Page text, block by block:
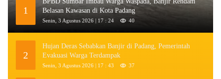
1
Belasan Kawasan di Kota Padang
Senin, 3 Agustus 2026 | 17 : 24 40
2
Hujan Deras Sebabkan Banjir di Padang, Pemerintah
Evakuasi Warga Terdampak
Senin, 3 Agustus 2026 | 17 : 43 37